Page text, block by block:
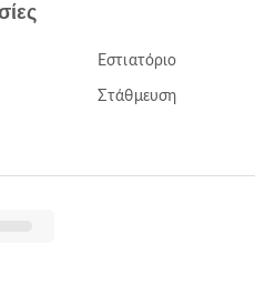
Εστιατόριο
Στάθμευση